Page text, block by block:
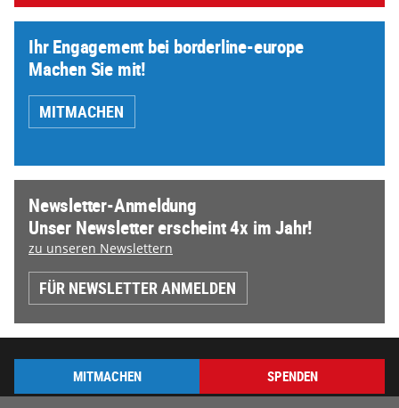
Ihr Engagement bei borderline-europe
Machen Sie mit!
MITMACHEN
Newsletter-Anmeldung
Unser Newsletter erscheint 4x im Jahr!
zu unseren Newslettern
FÜR NEWSLETTER ANMELDEN
MITMACHEN SPENDEN